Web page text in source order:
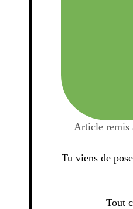
Article
Tu viens de
Tout